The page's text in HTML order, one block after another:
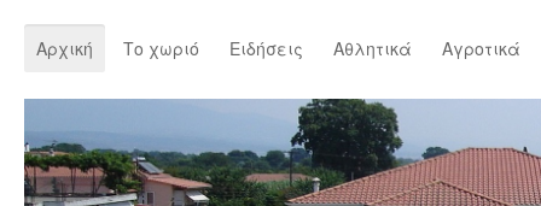
Αρχική Το χωριό Ειδήσεις Αθλητικά Αγροτικά